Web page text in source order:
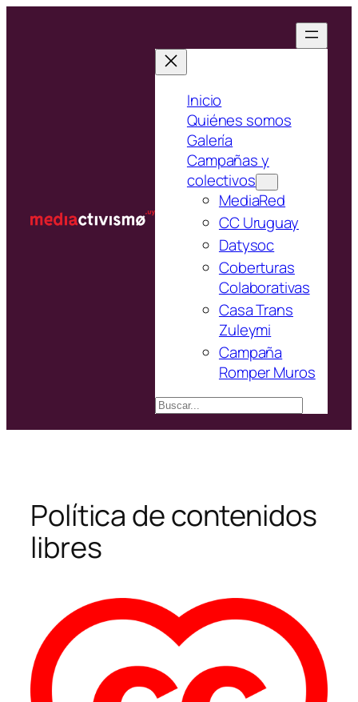
Inicio
Quiénes somos
Galería
Campañas y
colectivos
MediaRed
CC Uruguay
Datysoc
Coberturas
Colaborativas
Casa Trans
Zuleymi
Campaña
Romper Muros
Buscar
Política de contenidos
libres